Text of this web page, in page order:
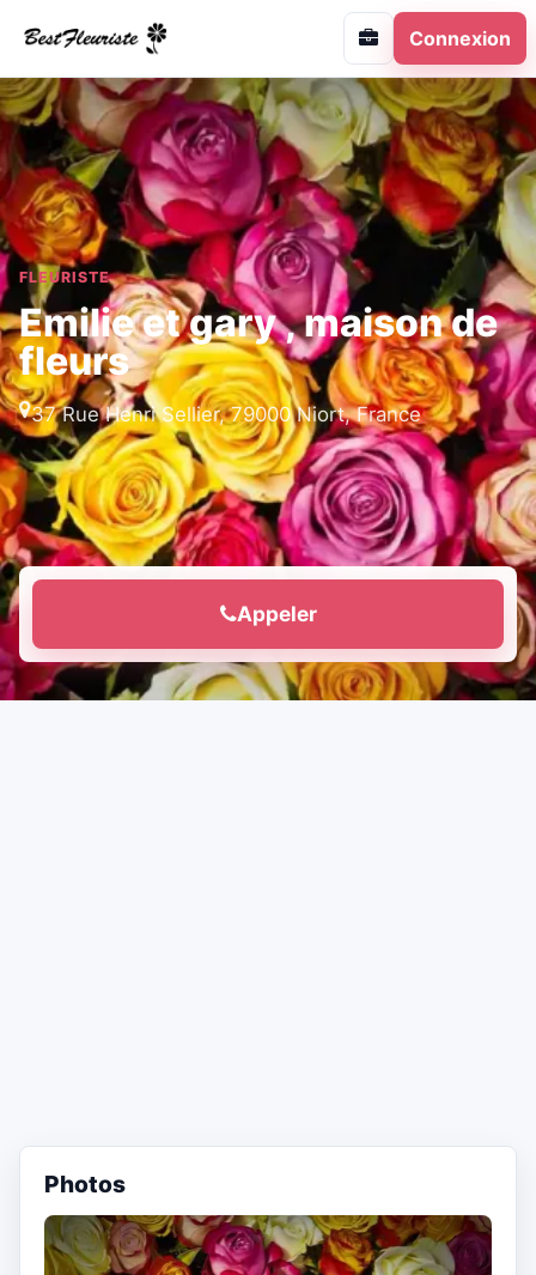
Connexion
FLEURISTE
Emilie et gary , maison de
fleurs
37 Rue Henri Sellier, 79000 Niort, France
Appeler
Photos